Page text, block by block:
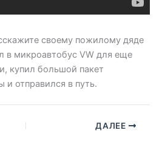
своему пожилому дяде
в микроавтобус VW для еще
купил большой пакет
и отправился в путь.
ДАЛЕЕ